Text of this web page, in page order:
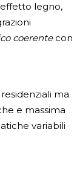
legno,
coerentecon
ma
e massima
variabili